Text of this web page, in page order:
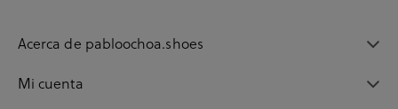
Acerca de pabloochoa.shoes
Mi cuenta